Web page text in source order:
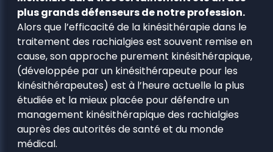
plus grands défenseurs de notre profession.
Alors que l’efficacité de la kinésithérapie dans le
traitement des rachialgies est souvent remise en
cause, son approche purement kinésithérapique,
(développée par un kinésithérapeute pour les
kinésithérapeutes) est à l’heure actuelle la plus
étudiée et la mieux placée pour défendre un
management kinésithérapique des rachialgies
auprès des autorités de santé et du monde
médical.